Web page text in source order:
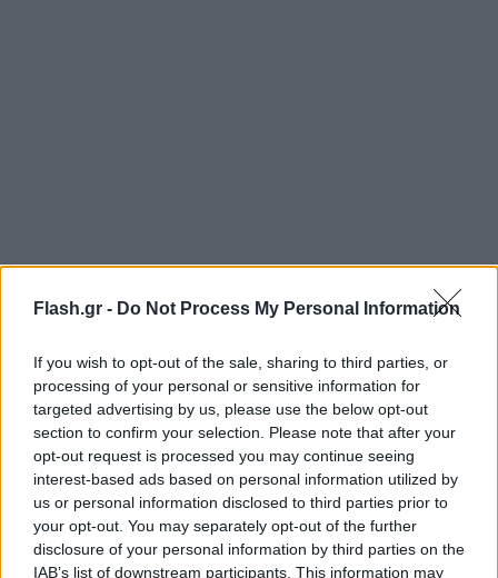
Flash.gr - Do Not Process My Personal Information
If you wish to opt-out of the sale, sharing to third parties, or
processing of your personal or sensitive information for
targeted advertising by us, please use the below opt-out
section to confirm your selection. Please note that after your
opt-out request is processed you may continue seeing
interest-based ads based on personal information utilized by
us or personal information disclosed to third parties prior to
your opt-out. You may separately opt-out of the further
disclosure of your personal information by third parties on the
IAB’s list of downstream participants. This information may